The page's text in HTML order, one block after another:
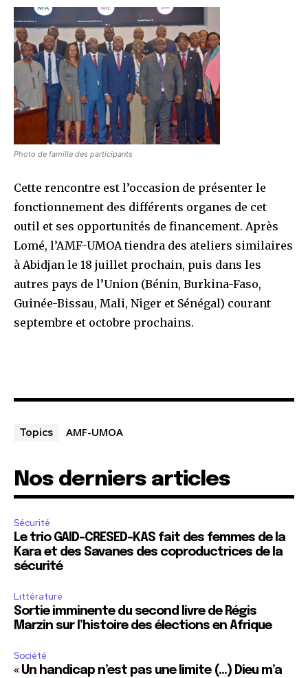
Photo de famille des participants
Cette rencontre est l’occasion de présenter le
fonctionnement des différents organes de cet
outil et ses opportunités de financement. Après
Lomé, l’AMF-UMOA tiendra des ateliers similaires
à Abidjan le 18 juillet prochain, puis dans les
autres pays de l’Union (Bénin, Burkina-Faso,
Guinée-Bissau, Mali, Niger et Sénégal) courant
septembre et octobre prochains.
Topics AMF-UMOA
Nos derniers articles
Sécurité
Le trio GAID-CRESED-KAS fait des femmes de la
Kara et des Savanes des coproductrices de la
sécurité
Littérature
Sortie imminente du second livre de Régis
Marzin sur l’histoire des élections en Afrique
Société
« Un handicap n’est pas une limite (…) Dieu m’a